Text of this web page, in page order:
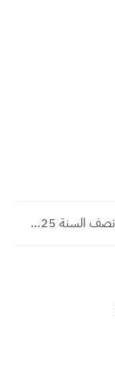
أسئلة واجوبة انكليزي نصف السنة 2025 ثالث متوسط